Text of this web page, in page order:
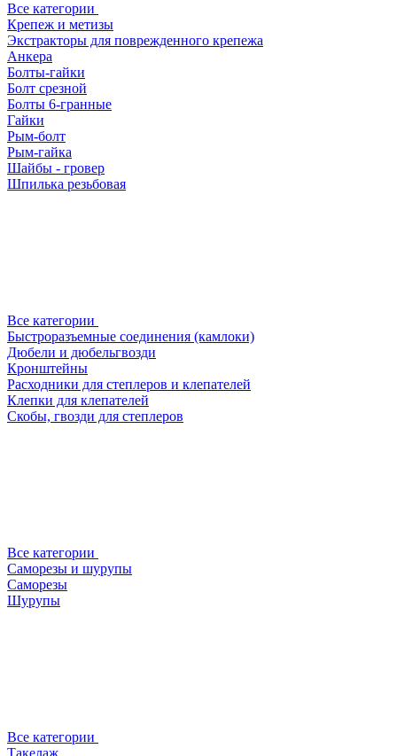
Все категории
Крепеж и метизы
Экстракторы для поврежденного крепежа
Анкера
Болты-гайки
Болт срезной
Болты 6-гранные
Гайки
Рым-болт
Рым-гайка
Шайбы - гровер
Шпилька резьбовая
Все категории
Быстроразъемные соединения (камлоки)
Дюбели и дюбельгвозди
Кронштейны
Расходники для степлеров и клепателей
Клепки для клепателей
Скобы, гвозди для степлеров
Все категории
Саморезы и шурупы
Саморезы
Шурупы
Все категории
Такелаж